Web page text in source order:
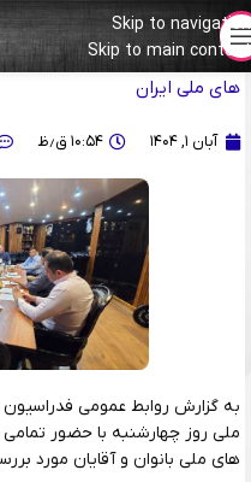
Skip to navigation
Skip to main content
ارزیابی عملکرد تیم ملی و
های ملی ایران
آبان ۱, ۱۴۰۴ ۱۰:۵۴ ق٫ظ
به گزارش روابط عمومی
ملی روز چهارشنبه با حضور تمامی
های ملی بانوان و آقایان مورد